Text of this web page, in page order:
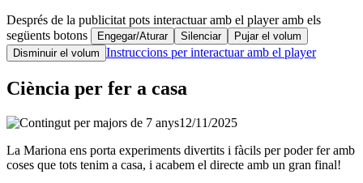
Després de la publicitat pots interactuar amb el player amb els
següents botons
Engegar/Aturar Silenciar
Pujar el volum
Disminuir el volum Instruccions per interactuar amb el player
Ciència per fer a casa
12/11/2025
La Mariona ens porta experiments divertits i fàcils per poder fer amb
coses que tots tenim a casa, i acabem el directe amb un gran final!